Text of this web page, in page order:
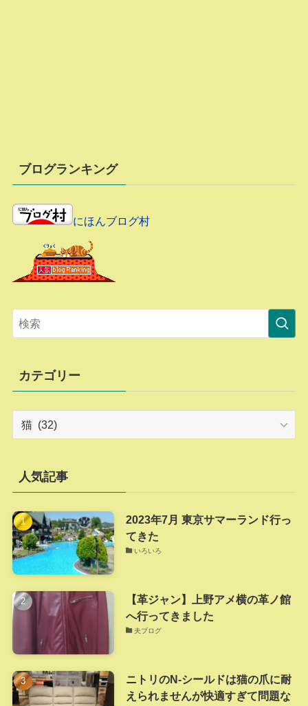
ブログランキング
にほんブログ村
カテゴリー
カ
ー
人気記事
2023年7月 東京サマーランド行っ
てきた
いろいろ
【革ジャン】上野アメ横の革ノ館
へ行ってきました
夫ブログ
ニトリのN-シールドは猫の爪に耐
えられませんが快適すぎて問題な